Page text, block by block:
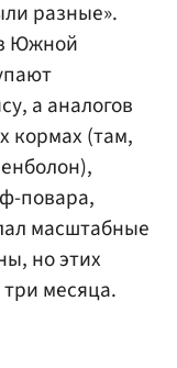
разные».
Южной
а аналогов
кормах (там,
повара,
масштабные
но этих
месяца.